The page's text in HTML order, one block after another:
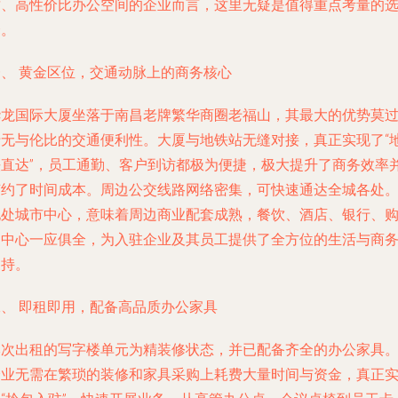
高性价比办公空间的企业而言，这里无疑是值得重点考量的选
黄金区位，交通动脉上的商务核心
国际大厦坐落于南昌老牌繁华商圈老福山，其最大的优势莫过
与伦比的交通便利性。大厦与地铁站无缝对接，真正实现了“
达”，员工通勤、客户到访都极为便捷，极大提升了商务效率
了时间成本。周边公交线路网络密集，可快速通达全城各处。
城市中心，意味着周边商业配套成熟，餐饮、酒店、银行、购
心一应俱全，为入驻企业及其员工提供了全方位的生活与商务
。
即租即用，配备高品质办公家具
出租的写字楼单元为精装修状态，并已配备齐全的办公家具。
无需在繁琐的装修和家具采购上耗费大量时间与资金，真正实